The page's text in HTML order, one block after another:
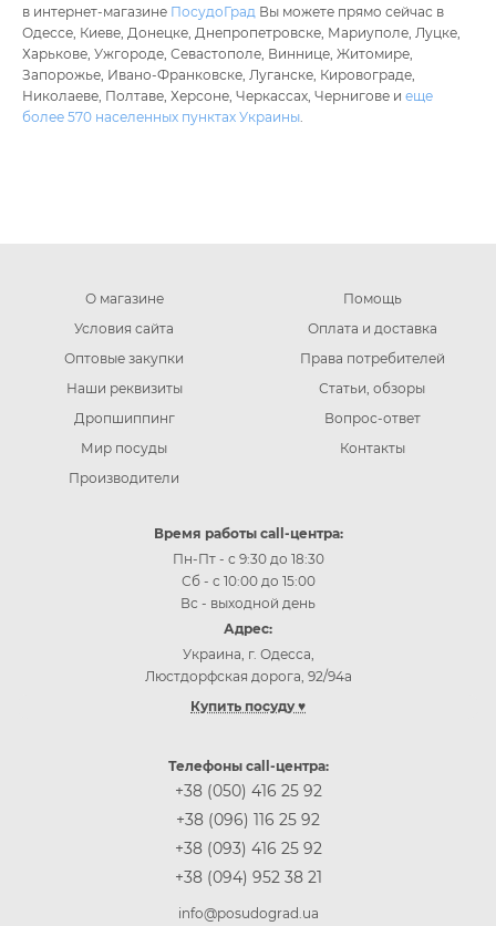
в интернет-магазине ПосудоГрад Вы можете прямо сейчас в
Одессе, Киеве, Донецке, Днепропетровске, Мариуполе, Луцке,
Харькове, Ужгороде, Севастополе, Виннице, Житомире,
Запорожье, Ивано-Франковске, Луганске, Кировограде,
Николаеве, Полтаве, Херсоне, Черкассах, Чернигове и еще
более 570 населенных пунктах Украины.
О магазине
Условия сайта
Оптовые закупки
Наши реквизиты
Дропшиппинг
Мир посуды
Производители
Помощь
Оплата и доставка
Права потребителей
Статьи, обзоры
Вопрос-ответ
Контакты
Время работы call-центра:
Пн-Пт - с 9:30 до 18:30
Сб - с 10:00 до 15:00
Вс - выходной день
Адрес:
Украина, г. Одесса,
Люстдорфская дорога, 92/94а
Купить посуду ♥
Купить посуду Днепр (Днепропетровск)
Купить посуду Житомир
Купить посуду Запорожье
Купить посуду Ивано-Франковск
Телефоны call-центра:
+38 (050) 416 25 92
+38 (096) 116 25 92
+38 (093) 416 25 92
+38 (094) 952 38 21
info@posudograd.ua